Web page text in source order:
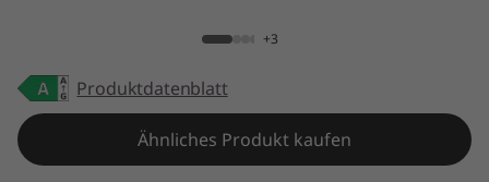
+3
Produktdatenblatt
Ähnliches Produkt kaufen